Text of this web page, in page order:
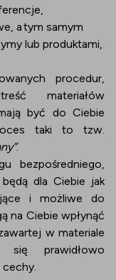
a tym samym
lub produktami,
procedur,
materiałów
być do Ciebie
taki to tzw.
.
bezpośredniego,
dla Ciebie jak
i możliwe do
na Ciebie wpłynąć
w materiale
się prawidłowo